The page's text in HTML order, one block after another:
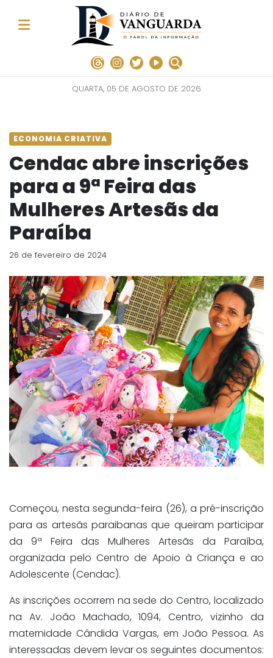
QUARTA, 05 DE AGOSTO DE 2026
ECONOMIA CRIATIVA
Cendac abre inscrições
para a 9ª Feira das
Mulheres Artesãs da
Paraíba
26 de fevereiro de 2024
Começou, nesta segunda-feira (26), a pré-inscrição
para as artesãs paraibanas que queiram participar
da 9ª Feira das Mulheres Artesãs da Paraíba,
organizada pelo Centro de Apoio à Criança e ao
Adolescente (Cendac).
As inscrições ocorrem na sede do Centro, localizado
na Av. João Machado, 1094, Centro, vizinho da
maternidade Cândida Vargas, em João Pessoa. As
interessadas devem levar os seguintes documentos: